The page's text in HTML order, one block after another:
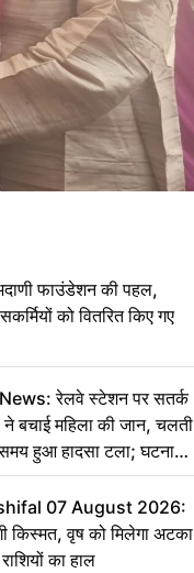
फाउंडेशन की पहल,
को वितरित किए गए
रेलवे स्टेशन पर सतर्क
ने बचाई महिला की जान, चलती
हुआ हादसा टला; घटना
07 August 2026:
किस्मत, वृष को मिलेगा अटका
का हाल